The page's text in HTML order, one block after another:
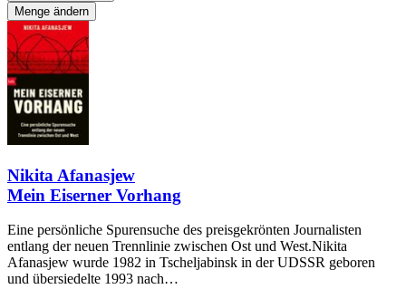
Menge ändern
Nikita Afanasjew
Mein Eiserner Vorhang
Eine persönliche Spurensuche des preisgekrönten Journalisten
entlang der neuen Trennlinie zwischen Ost und West.Nikita
Afanasjew wurde 1982 in Tscheljabinsk in der UDSSR geboren
und übersiedelte 1993 nach…